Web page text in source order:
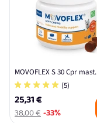
MOVOFLEX S 30 Cpr mast.
(5)
25,31 €
38,00 €-33%